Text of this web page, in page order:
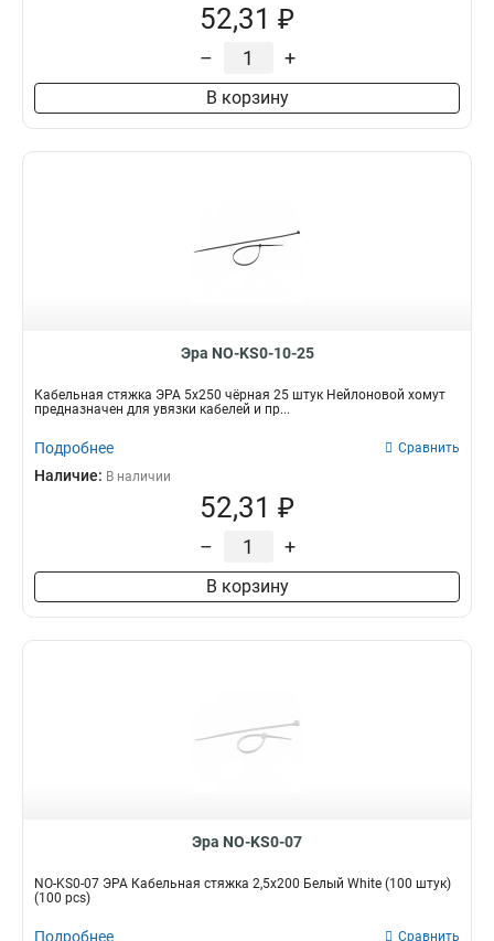
52,31 ₽
– +
В корзину
Эра NO-KS0-10-25
Кабельная стяжка ЭРА 5x250 чёрная 25 штук Нейлоновой хомут
предназначен для увязки кабелей и пр...
Подробнее Сравнить
Наличие: В наличии
52,31 ₽
– +
В корзину
Эра NO-KS0-07
NO-KS0-07 ЭРА Кабельная стяжка 2,5х200 Белый White (100 штук)
(100 pcs)
Подробнее Сравнить